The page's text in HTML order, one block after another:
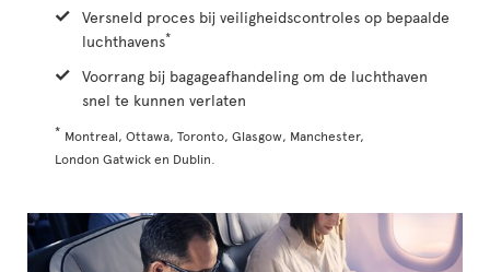
Versneld proces bij veiligheidscontroles op bepaalde
luchthavens*
Voorrang bij bagageafhandeling om de luchthaven
snel te kunnen verlaten
* Montreal, Ottawa, Toronto, Glasgow, Manchester,
London Gatwick en Dublin.